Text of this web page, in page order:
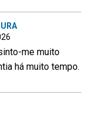
me muito
há muito tempo.